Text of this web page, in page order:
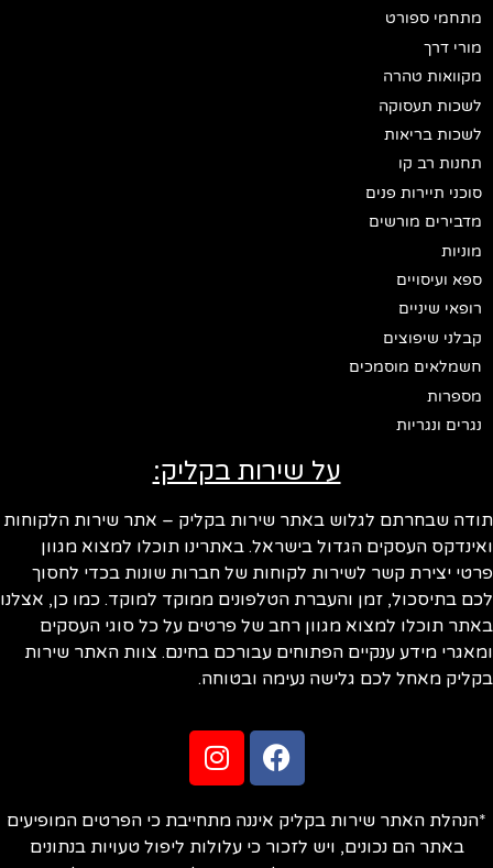
מתחמי ספורט
מורי דרך
מקוואות טהרה
לשכות תעסוקה
לשכות בריאות
תחנות רב קו
סוכני תיירות פנים
מדבירים מורשים
מוניות
ספא ועיסויים
רופאי שיניים
קבלני שיפוצים
חשמלאים מוסמכים
מספרות
נגרים ונגריות
על שירות בקליק:
תודה שבחרתם לגלוש באתר שירות בקליק – אתר שירות הלקוחות
ואינדקס העסקים הגדול בישראל. באתרינו תוכלו למצוא מגוון
פרטי יצירת קשר לשירות לקוחות של חברות שונות בכדי לחסוך
לכם בתיסכול, זמן והעברת הטלפונים ממוקד למוקד. כמו כן, אצלנו
באתר תוכלו למצוא מגוון רחב של פרטים על כל סוגי העסקים
ומאגרי מידע ענקיים הפתוחים עבורכם בחינם. צוות האתר שירות
בקליק מאחל לכם גלישה נעימה ובטוחה.
*הנהלת האתר שירות בקליק איננה מתחייבת כי הפרטים המופיעים
באתר הם נכונים, ויש לזכור כי עלולות ליפול טעויות בנתונים